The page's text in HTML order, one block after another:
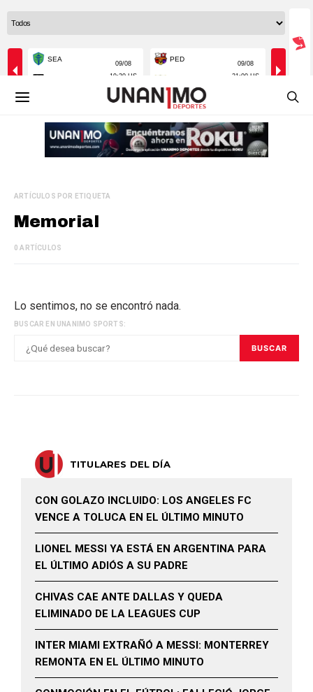
ARTÍCULOS POR ETIQUETA
Memorial
0 ARTÍCULOS
Lo sentimos, no se encontró nada.
BUSCAR EN UNANIMO SPORTS:
BUSCAR
TITULARES DEL DÍA
CON GOLAZO INCLUIDO: LOS ANGELES FC
VENCE A TOLUCA EN EL ÚLTIMO MINUTO
LIONEL MESSI YA ESTÁ EN ARGENTINA PARA
EL ÚLTIMO ADIÓS A SU PADRE
CHIVAS CAE ANTE DALLAS Y QUEDA
ELIMINADO DE LA LEAGUES CUP
INTER MIAMI EXTRAÑÓ A MESSI: MONTERREY
REMONTA EN EL ÚLTIMO MINUTO